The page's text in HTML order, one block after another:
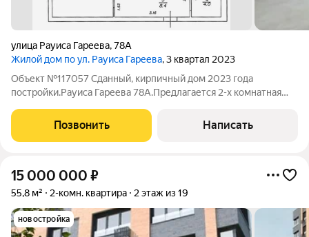
улица Рауиса Гареева,78А
Жилой дом по ул. Рауиса Гареева, 3 квартал 2023
Объект №117057 Сданный, кирпичный дом 2023 года
постройки.Рауиса Гареева 78А.Предлагается 2-х комнатная
года постройки с огороженной территорией и
видеонаблюдением. Всегда есть места для
Позвонить Написать
15 000 000 ₽
55,8 м² 2-комн. квартира 2 этаж из 19
новостройка